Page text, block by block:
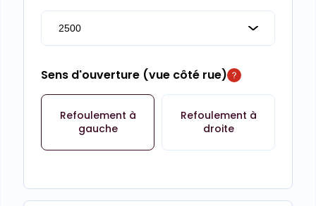
Sens d'ouverture (vue côté rue)
Refoulement à
gauche
Refoulement à
droite